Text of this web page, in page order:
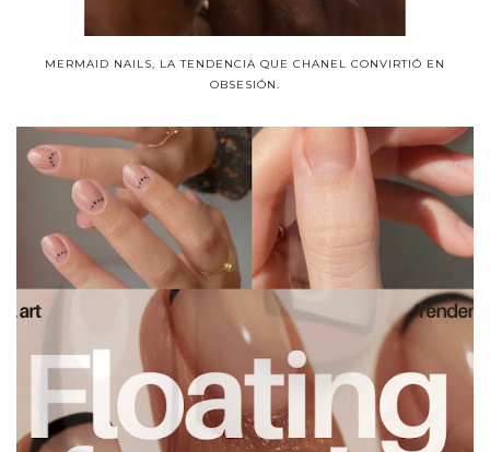
MERMAID NAILS, LA TENDENCIA QUE CHANEL CONVIRTIÓ EN
OBSESIÓN.